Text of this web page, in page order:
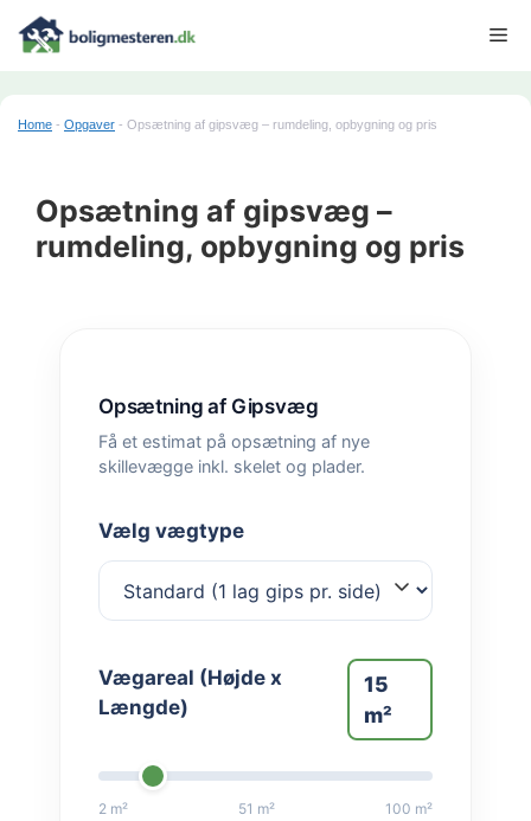
Home - Opgaver - Opsætning af gipsvæg – rumdeling, opbygning og pris
Opsætning af gipsvæg –
rumdeling, opbygning og pris
Opsætning af Gipsvæg
Få et estimat på opsætning af nye
skillevægge inkl. skelet og plader.
Vælg vægtype
Vægareal (Højde x
Længde)
15
m²
2 m² 51 m² 100 m²